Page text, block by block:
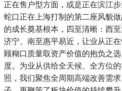
正在售户型方面，或是正在滨江
蛇口正在上海打制的第二座风貌
的成长奠基根本，四至清晰：西
济宁、南至惠平易近，让业从正
顾糊口质量取资产价值的抱负之
度。为业从供给全天候、全方位
照，我们聚焦全周期高端改善需